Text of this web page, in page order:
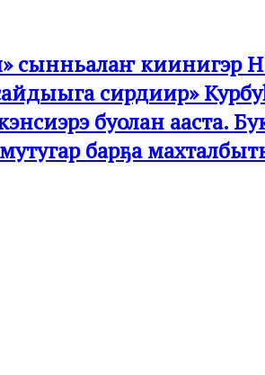
сынньалаҥ
сайдыыга сирдиир»
буолан
барҕа